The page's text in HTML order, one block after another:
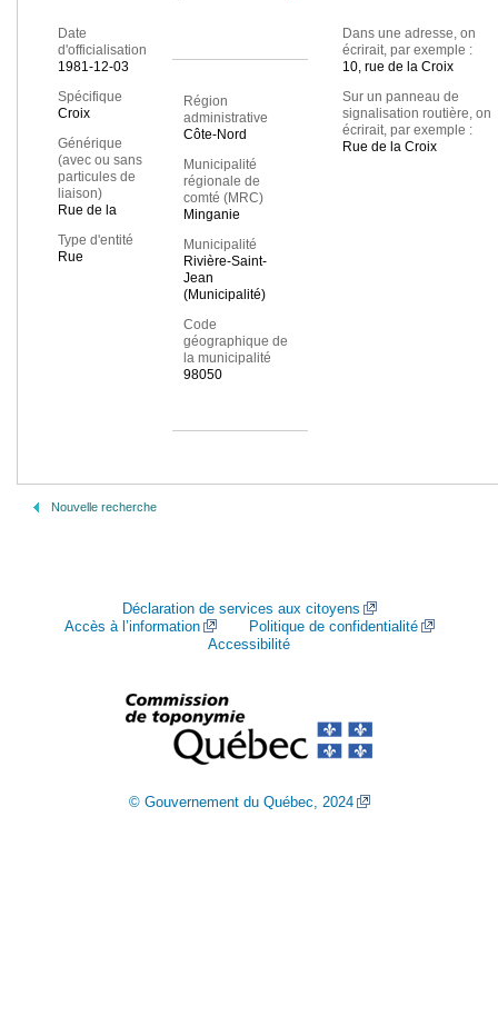
Date
d'officialisation
1981-12-03
Spécifique
Croix
Générique
(avec ou sans
particules de
liaison)
Rue de la
Type d'entité
Rue
Région
administrative
Côte-Nord
Municipalité
régionale de
comté (MRC)
Minganie
Municipalité
Rivière-Saint-
Jean
(Municipalité)
Code
géographique de
la municipalité
98050
Dans une adresse, on
écrirait, par exemple :
10, rue de la Croix
Sur un panneau de
signalisation routière, on
écrirait, par exemple :
Rue de la Croix
Nouvelle recherche
Déclaration de services aux citoyens
Accès à l’information
Politique de confidentialité
Accessibilité
© Gouvernement du Québec, 2024